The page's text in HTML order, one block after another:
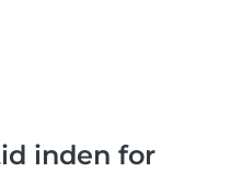
inden for